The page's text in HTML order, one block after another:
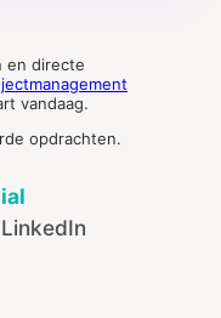
en directe
vandaag.
opdrachten.
LinkedIn